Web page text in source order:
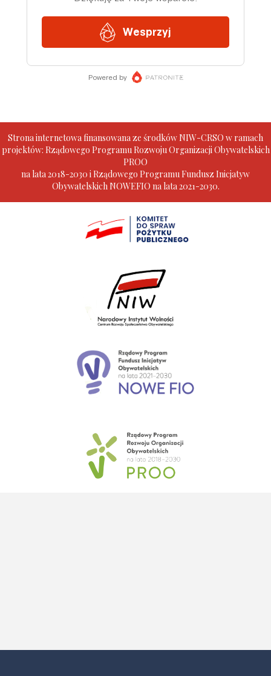
Strona internetowa finansowana ze środków NIW-CRSO w ramach
projektów: Rządowego Programu Rozwoju Organizacji Obywatelskich
PROO
na lata 2018-2030 i Rządowego Programu Fundusz Inicjatyw
Obywatelskich NOWEFIO na lata 2021-2030.